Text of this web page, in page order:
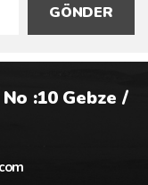
GÖNDER
:10 Gebze /